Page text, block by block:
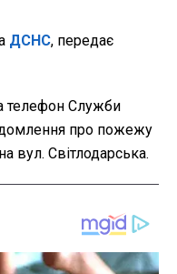
ДСНС, передає
телефон Служби
про пожежу
вул. Світлодарська.